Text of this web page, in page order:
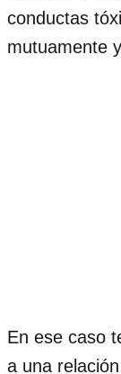
conductas
mutuamente
En ese caso
a una